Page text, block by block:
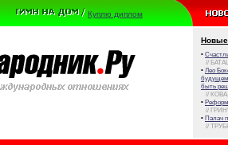
Куплю диплом
Новые
•
//
• Лео
будущем
быть
//
•
//
• Палач
//